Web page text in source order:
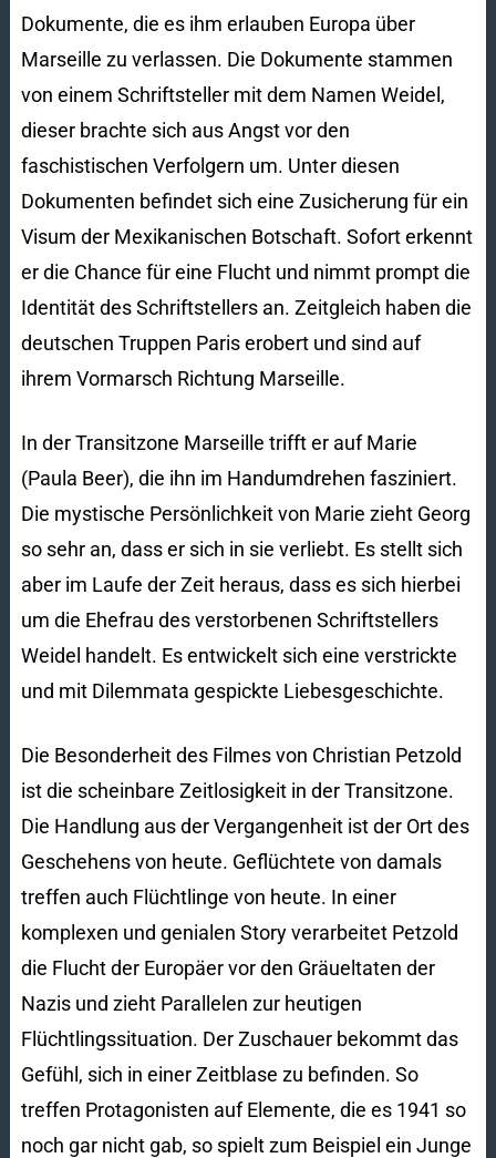
Dokumente, die es ihm erlauben Europa über
Marseille zu verlassen. Die Dokumente stammen
von einem Schriftsteller mit dem Namen Weidel,
dieser brachte sich aus Angst vor den
faschistischen Verfolgern um. Unter diesen
Dokumenten befindet sich eine Zusicherung für ein
Visum der Mexikanischen Botschaft. Sofort erkennt
er die Chance für eine Flucht und nimmt prompt die
Identität des Schriftstellers an. Zeitgleich haben die
deutschen Truppen Paris erobert und sind auf
ihrem Vormarsch Richtung Marseille.
In der Transitzone Marseille trifft er auf Marie
(Paula Beer), die ihn im Handumdrehen fasziniert.
Die mystische Persönlichkeit von Marie zieht Georg
so sehr an, dass er sich in sie verliebt. Es stellt sich
aber im Laufe der Zeit heraus, dass es sich hierbei
um die Ehefrau des verstorbenen Schriftstellers
Weidel handelt. Es entwickelt sich eine verstrickte
und mit Dilemmata gespickte Liebesgeschichte.
Die Besonderheit des Filmes von Christian Petzold
ist die scheinbare Zeitlosigkeit in der Transitzone.
Die Handlung aus der Vergangenheit ist der Ort des
Geschehens von heute. Geflüchtete von damals
treffen auch Flüchtlinge von heute. In einer
komplexen und genialen Story verarbeitet Petzold
die Flucht der Europäer vor den Gräueltaten der
Nazis und zieht Parallelen zur heutigen
Flüchtlingssituation. Der Zuschauer bekommt das
Gefühl, sich in einer Zeitblase zu befinden. So
treffen Protagonisten auf Elemente, die es 1941 so
noch gar nicht gab, so spielt zum Beispiel ein Junge